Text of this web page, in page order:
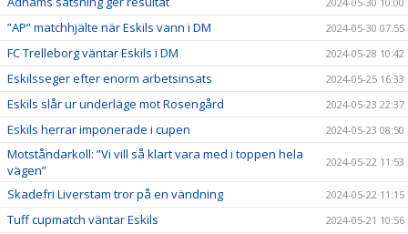
”AP” matchhjälte när Eskils vann i DM 2024-05-30 07:55
FC Trelleborg väntar Eskils i DM 2024-05-28 10:42
Eskilsseger efter enorm arbetsinsats 2024-05-25 16:33
Eskils slår ur underläge mot Rosengård 2024-05-23 22:37
Eskils herrar imponerade i cupen 2024-05-23 08:50
Motståndarkoll: ”Vi vill så klart vara med i toppen hela
vägen”
2024-05-22 11:53
Skadefri Liverstam tror på en vändning 2024-05-22 11:15
Tuff cupmatch väntar Eskils 2024-05-21 10:56